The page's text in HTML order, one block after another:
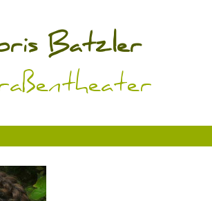
Batzler